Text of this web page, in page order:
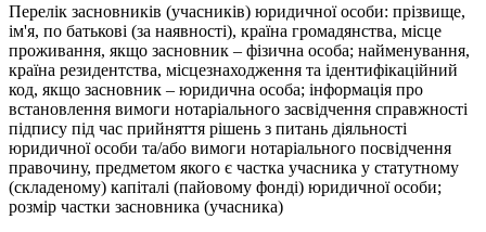
Перелік засновників (учасників) юридичної особи: прізвище,
ім'я, по батькові (за наявності), країна громадянства, місце
проживання, якщо засновник – фізична особа; найменування,
країна резидентства, місцезнаходження та ідентифікаційний
код, якщо засновник – юридична особа; інформація про
встановлення вимоги нотаріального засвідчення справжності
підпису під час прийняття рішень з питань діяльності
юридичної особи та/або вимоги нотаріального посвідчення
правочину, предметом якого є частка учасника у статутному
(складеному) капіталі (пайовому фонді) юридичної особи;
розмір частки засновника (учасника)